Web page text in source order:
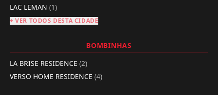
LAC LEMAN (1)
+ VER TODOS DESTA CIDADE
BOMBINHAS
LA BRISE RESIDENCE (2)
VERSO HOME RESIDENCE (4)